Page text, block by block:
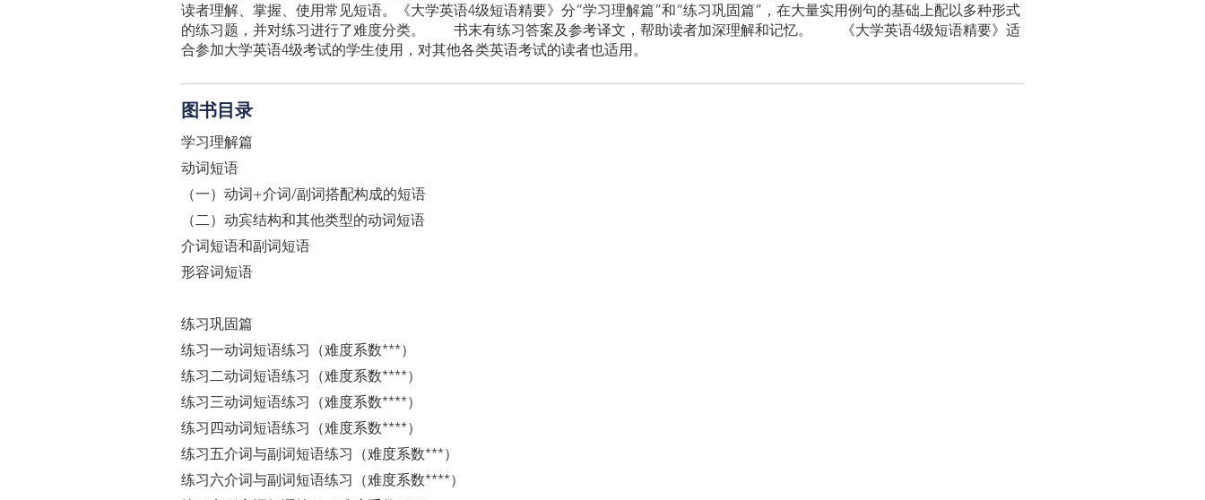
读者理解、掌握、使用常见短语。《大学英语4级短语精要》分“学习理解篇”和“练习巩固篇”，在大量实用例句的基础上配以多种形式
的练习题，并对练习进行了难度分类。 书末有练习答案及参考译文，帮助读者加深理解和记忆。 《大学英语4级短语精要》适
合参加大学英语4级考试的学生使用，对其他各类英语考试的读者也适用。
图书目录
学习理解篇
动词短语
（一）动词+介词/副词搭配构成的短语
（二）动宾结构和其他类型的动词短语
介词短语和副词短语
形容词短语
练习巩固篇
练习一动词短语练习（难度系数***）
练习二动词短语练习（难度系数****）
练习三动词短语练习（难度系数****）
练习四动词短语练习（难度系数****）
练习五介词与副词短语练习（难度系数***）
练习六介词与副词短语练习（难度系数****）